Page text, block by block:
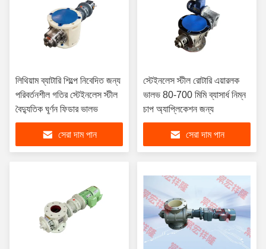
লিথিয়াম ব্যাটারি শিল্পে নিবেদিত জন্য
পরিবর্তনশীল গতির স্টেইনলেস স্টীল
বৈদ্যুতিক ঘূর্ণন ফিডার ভালভ
সেরা দাম পান
স্টেইনলেস স্টীল রোটারি এয়ারলক
ভালভ 80-700 মিমি ব্যাসার্ধ নিম্ন
চাপ অ্যাপ্লিকেশন জন্য
সেরা দাম পান